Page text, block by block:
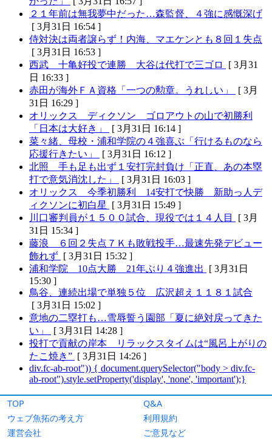
TOP
Q&A
ウェブ魚拓の考え方
利用規約
運営会社
ご意見など